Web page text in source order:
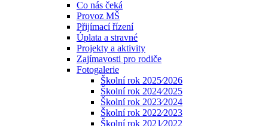
Co nás čeká
Provoz MŠ
Přijímací řízení
Úplata a stravné
Projekty a aktivity
Zajímavosti pro rodiče
Fotogalerie
Školní rok 2025⁄2026
Školní rok 2024⁄2025
Školní rok 2023⁄2024
Školní rok 2022⁄2023
Školní rok 2021⁄2022